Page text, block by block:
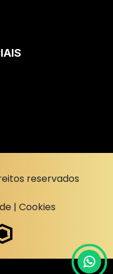
reservados
| Cookies